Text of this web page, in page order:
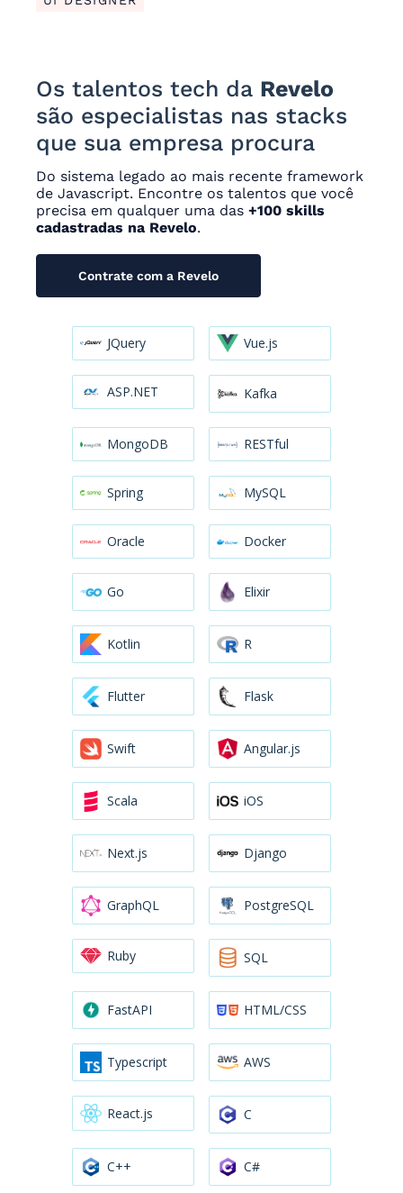
Os talentos tech da Revelo
são especialistas nas stacks
que sua empresa procura
Do sistema legado ao mais recente framework
de Javascript. Encontre os talentos que você
precisa em qualquer uma das +100 skills
cadastradas na Revelo.
Contrate com a Revelo
JQuery Vue.js
ASP.NET Kafka
MongoDB RESTful
Spring MySQL
Oracle Docker
Go Elixir
Kotlin R
Flutter Flask
Swift Angular.js
Scala iOS
Next.js Django
GraphQL PostgreSQL
Ruby SQL
FastAPI HTML/CSS
Typescript AWS
React.js C
C++ C#